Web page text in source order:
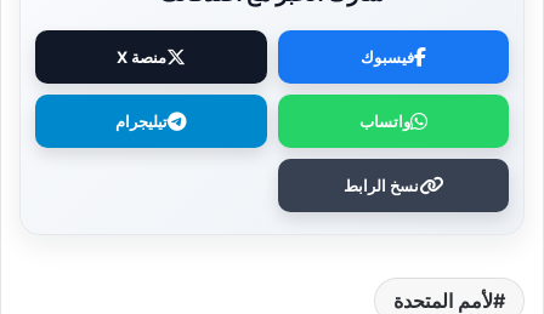
فيسبوك منصة X
واتساب تيليجرام
نسخ الرابط
لأمم المتحدة